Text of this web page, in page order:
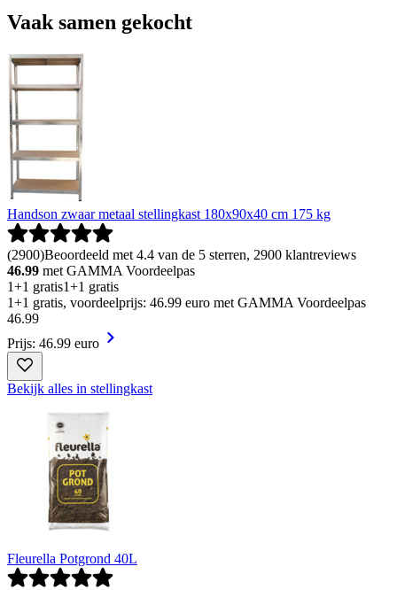
Vaak samen gekocht
Handson zwaar metaal stellingkast 180x90x40 cm 175 kg
(2900)Beoordeeld met 4.4 van de 5 sterren, 2900 klantreviews
46.99 met GAMMA Voordeelpas
1+1 gratis1+1 gratis
1+1 gratis, voordeelprijs: 46.99 euro met GAMMA Voordeelpas
46.99
Prijs: 46.99 euro
Bekijk alles in stellingkast
Fleurella Potgrond 40L